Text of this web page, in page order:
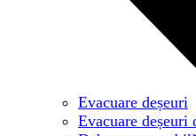
Evacuare deșeuri
Evacuare deșeuri